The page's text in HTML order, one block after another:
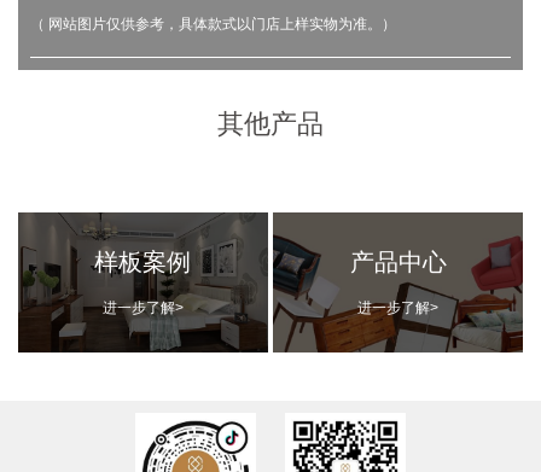
（ 网站图片仅供参考，具体款式以门店上样实物为准。）
其他产品
样板案例
进一步了解>
产品中心
进一步了解>